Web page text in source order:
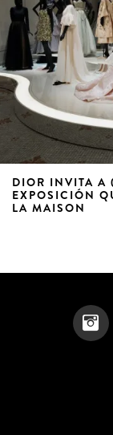
DIOR INVITA A
EXPOSICIÓN
LA MAISON